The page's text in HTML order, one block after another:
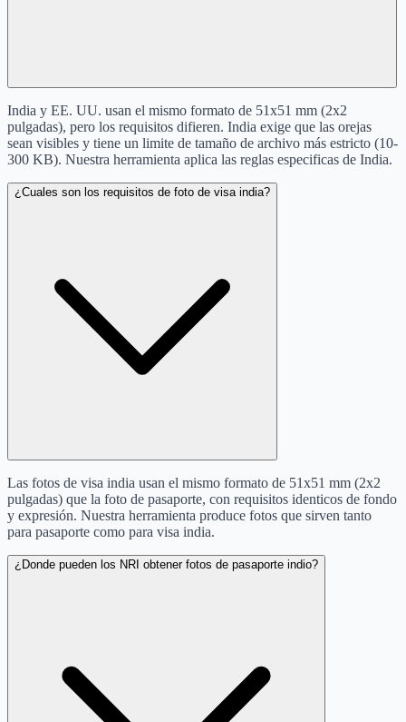
India y EE. UU. usan el mismo formato de 51x51 mm (2x2
pulgadas), pero los requisitos difieren. India exige que las orejas
sean visibles y tiene un limite de tamaño de archivo más estricto (10-
300 KB). Nuestra herramienta aplica las reglas especificas de India.
¿Cuales son los requisitos de foto de visa india?
Las fotos de visa india usan el mismo formato de 51x51 mm (2x2
pulgadas) que la foto de pasaporte, con requisitos identicos de fondo
y expresión. Nuestra herramienta produce fotos que sirven tanto
para pasaporte como para visa india.
¿Donde pueden los NRI obtener fotos de pasaporte indio?